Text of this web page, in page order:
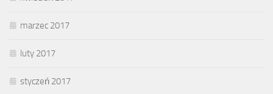
marzec 2017
luty 2017
styczeń 2017